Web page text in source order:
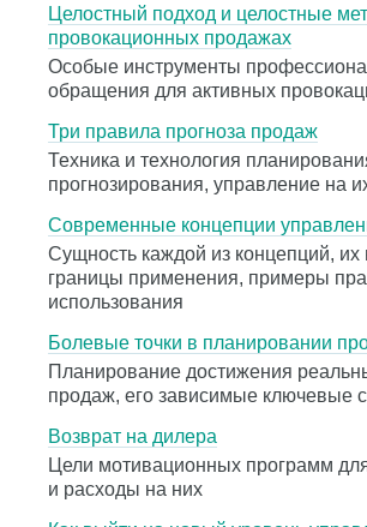
Целостный подход и целостные
провокационных продажах
Особые инструменты
обращения для активных
Три правила прогноза продаж
Техника и технология
прогнозирования, управление на
Современные концепции
Сущность каждой из концепций, их
границы применения, примеры
использования
Болевые точки в планировании
Планирование достижения
продаж, его зависимые ключевые
Возврат на дилера
Цели мотивационных программ
и расходы на них